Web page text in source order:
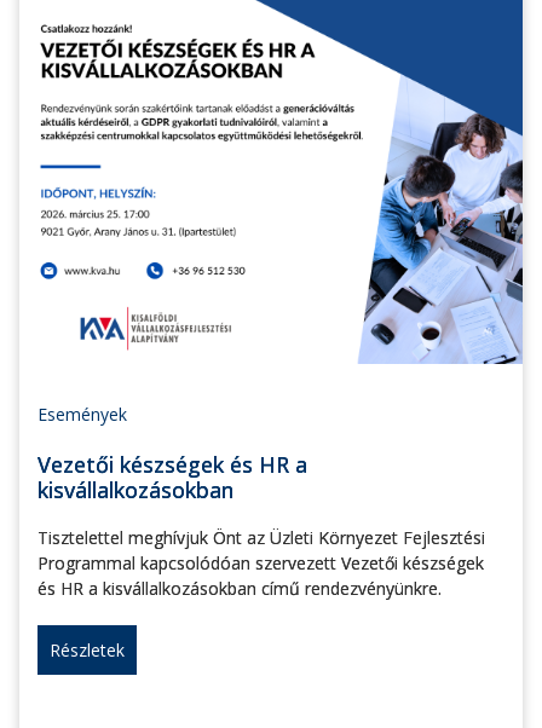
Események
Vezetői készségek és HR a
kisvállalkozásokban
Tisztelettel meghívjuk Önt az Üzleti Környezet Fejlesztési
Programmal kapcsolódóan szervezett Vezetői készségek
és HR a kisvállalkozásokban című rendezvényünkre.
Részletek